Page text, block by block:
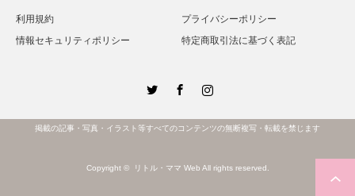
利用規約
プライバシーポリシー
情報セキュリティポリシー
特定商取引法に基づく表記
Instagram
掲載の記事・写真・イラスト等すべてのコンテンツの無断複写・転載を禁じます
Copyright © リトル・ママ Web All rights reserved.